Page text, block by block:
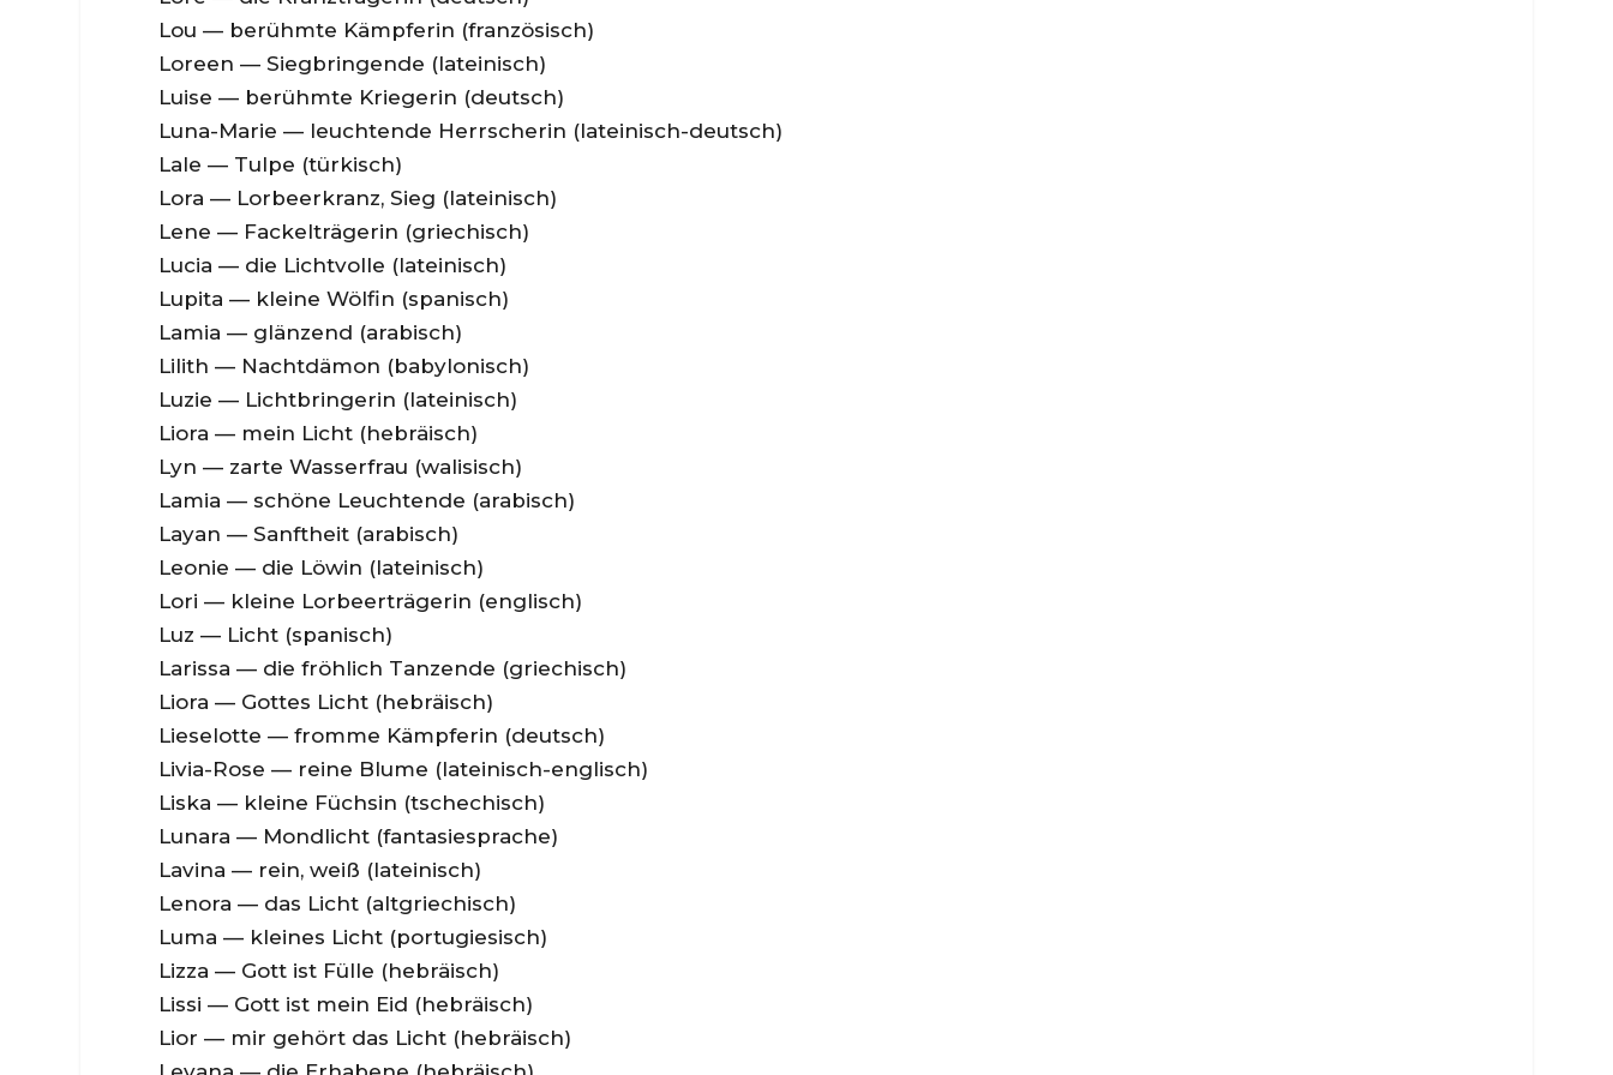
Lou — berühmte Kämpferin (französisch)
Loreen — Siegbringende (lateinisch)
Luise — berühmte Kriegerin (deutsch)
Luna-Marie — leuchtende Herrscherin (lateinisch-deutsch)
Lale — Tulpe (türkisch)
Lora — Lorbeerkranz, Sieg (lateinisch)
Lene — Fackelträgerin (griechisch)
Lucia — die Lichtvolle (lateinisch)
Lupita — kleine Wölfin (spanisch)
Lamia — glänzend (arabisch)
Lilith — Nachtdämon (babylonisch)
Luzie — Lichtbringerin (lateinisch)
Liora — mein Licht (hebräisch)
Lyn — zarte Wasserfrau (walisisch)
Lamia — schöne Leuchtende (arabisch)
Layan — Sanftheit (arabisch)
Leonie — die Löwin (lateinisch)
Lori — kleine Lorbeerträgerin (englisch)
Luz — Licht (spanisch)
Larissa — die fröhlich Tanzende (griechisch)
Liora — Gottes Licht (hebräisch)
Lieselotte — fromme Kämpferin (deutsch)
Livia-Rose — reine Blume (lateinisch-englisch)
Liska — kleine Füchsin (tschechisch)
Lunara — Mondlicht (fantasiesprache)
Lavina — rein, weiß (lateinisch)
Lenora — das Licht (altgriechisch)
Luma — kleines Licht (portugiesisch)
Lizza — Gott ist Fülle (hebräisch)
Lissi — Gott ist mein Eid (hebräisch)
Lior — mir gehört das Licht (hebräisch)